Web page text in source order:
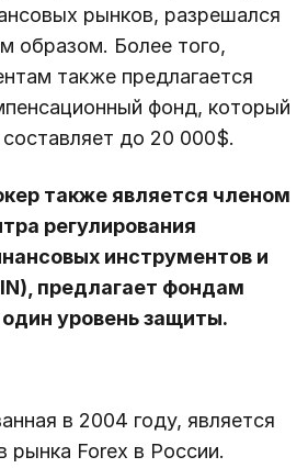
рынков, разрешался
образом. Более того,
также предлагается
фонд, который
до 20 000$.
также является членом
регулирования
инструментов и
предлагает фондам
уровень защиты.
в 2004 году, является
рынка Forex в России.